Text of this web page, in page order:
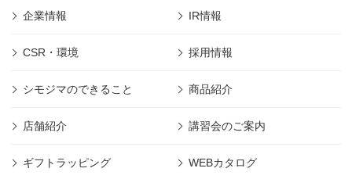
企業情報 IR情報
CSR・環境 採用情報
シモジマのできること 商品紹介
店舗紹介 講習会のご案内
ギフトラッピング WEBカタログ